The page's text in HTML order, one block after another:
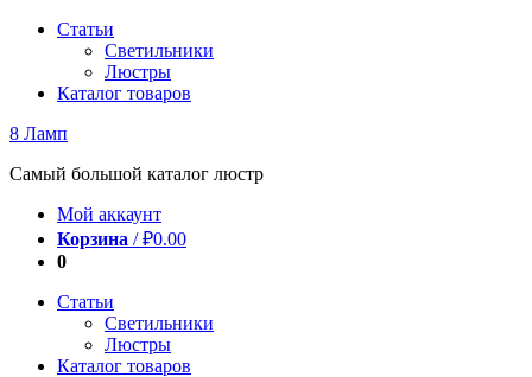
Перейти
содержимому
Статьи
Светильники
Люстры
Каталог товаров
8 Ламп
Самый большой каталог люстр
Мой аккаунт
Корзина /₽0.00
0
Статьи
Светильники
Люстры
Каталог товаров